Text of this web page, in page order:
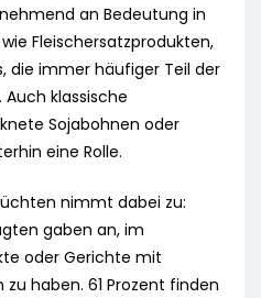
an Bedeutung in
Fleischersatzprodukten,
die immer häufiger Teil der
klassische
Sojabohnen oder
eine Rolle.
nimmt dabei zu:
gaben an, im
oder Gerichte mit
haben. 61 Prozent finden